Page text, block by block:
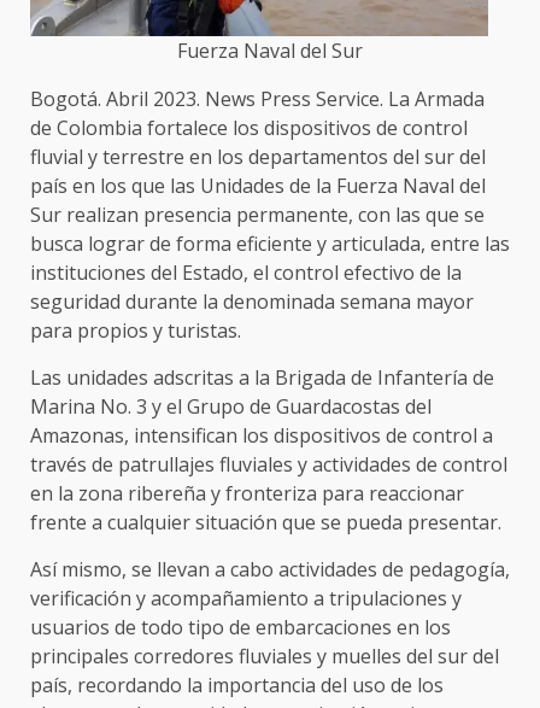
Fuerza Naval del Sur
Bogotá. Abril 2023. News Press Service. La Armada
de Colombia fortalece los dispositivos de control
fluvial y terrestre en los departamentos del sur del
país en los que las Unidades de la Fuerza Naval del
Sur realizan presencia permanente, con las que se
busca lograr de forma eficiente y articulada, entre las
instituciones del Estado, el control efectivo de la
seguridad durante la denominada semana mayor
para propios y turistas.
Las unidades adscritas a la Brigada de Infantería de
Marina No. 3 y el Grupo de Guardacostas del
Amazonas, intensifican los dispositivos de control a
través de patrullajes fluviales y actividades de control
en la zona ribereña y fronteriza para reaccionar
frente a cualquier situación que se pueda presentar.
Así mismo, se llevan a cabo actividades de pedagogía,
verificación y acompañamiento a tripulaciones y
usuarios de todo tipo de embarcaciones en los
principales corredores fluviales y muelles del sur del
país, recordando la importancia del uso de los